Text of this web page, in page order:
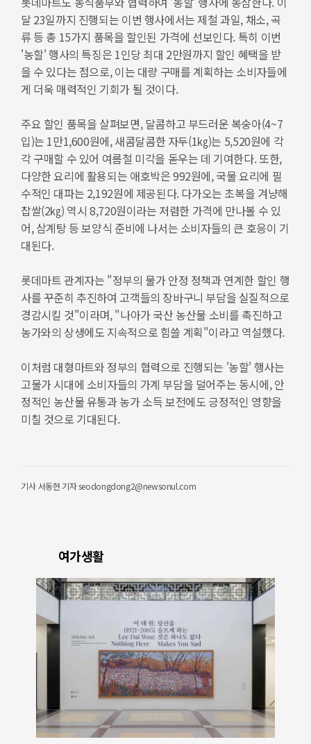
달 23일까지 진행되는 이번 행사에서는 제철 과일, 채소, 곡
류 등 총 15가지 품목을 할인된 가격에 선보인다. 특히 이번
'농할' 행사의 특징은 1인당 최대 2만원까지 할인 혜택을 받
을 수 있다는 점으로, 이는 대량 구매를 계획하는 소비자들에
게 더욱 매력적인 기회가 될 것이다.
주요 할인 품목을 살펴보면, 달콤하고 부드러운 복숭아(4~7
입)는 1만1,600원에, 새콤달콤한 자두(1㎏)는 5,520원에 각
각 구매할 수 있어 여름철 미각을 돋우는 데 기여한다. 또한,
다양한 요리에 활용되는 애호박은 992원에, 국물 요리에 필
수적인 대파는 2,192원에 제공된다. 다가오는 초복을 겨냥해
찹쌀(2㎏) 역시 8,720원이라는 저렴한 가격에 만나볼 수 있
어, 삼계탕 등 보양식 준비에 나서는 소비자들의 큰 호응이 기
대된다.
롯데마트 관계자는 "정부의 물가 안정 정책과 연계한 할인 행
사를 꾸준히 추진하여 고객들의 장바구니 부담을 실질적으로
경감시킬 것"이라며, "나아가 국산 농산물 소비를 촉진하고
농가와의 상생에도 지속적으로 힘쓸 계획"이라고 역설했다.
이처럼 대형마트와 정부의 협력으로 진행되는 '농할' 행사는
고물가 시대에 소비자들의 가계 부담을 덜어주는 동시에, 안
정적인 농산물 유통과 농가 소득 보전에도 긍정적인 영향을
미칠 것으로 기대된다.
기사서동현 기자 seodongdong2@newsonul.com
여가생활